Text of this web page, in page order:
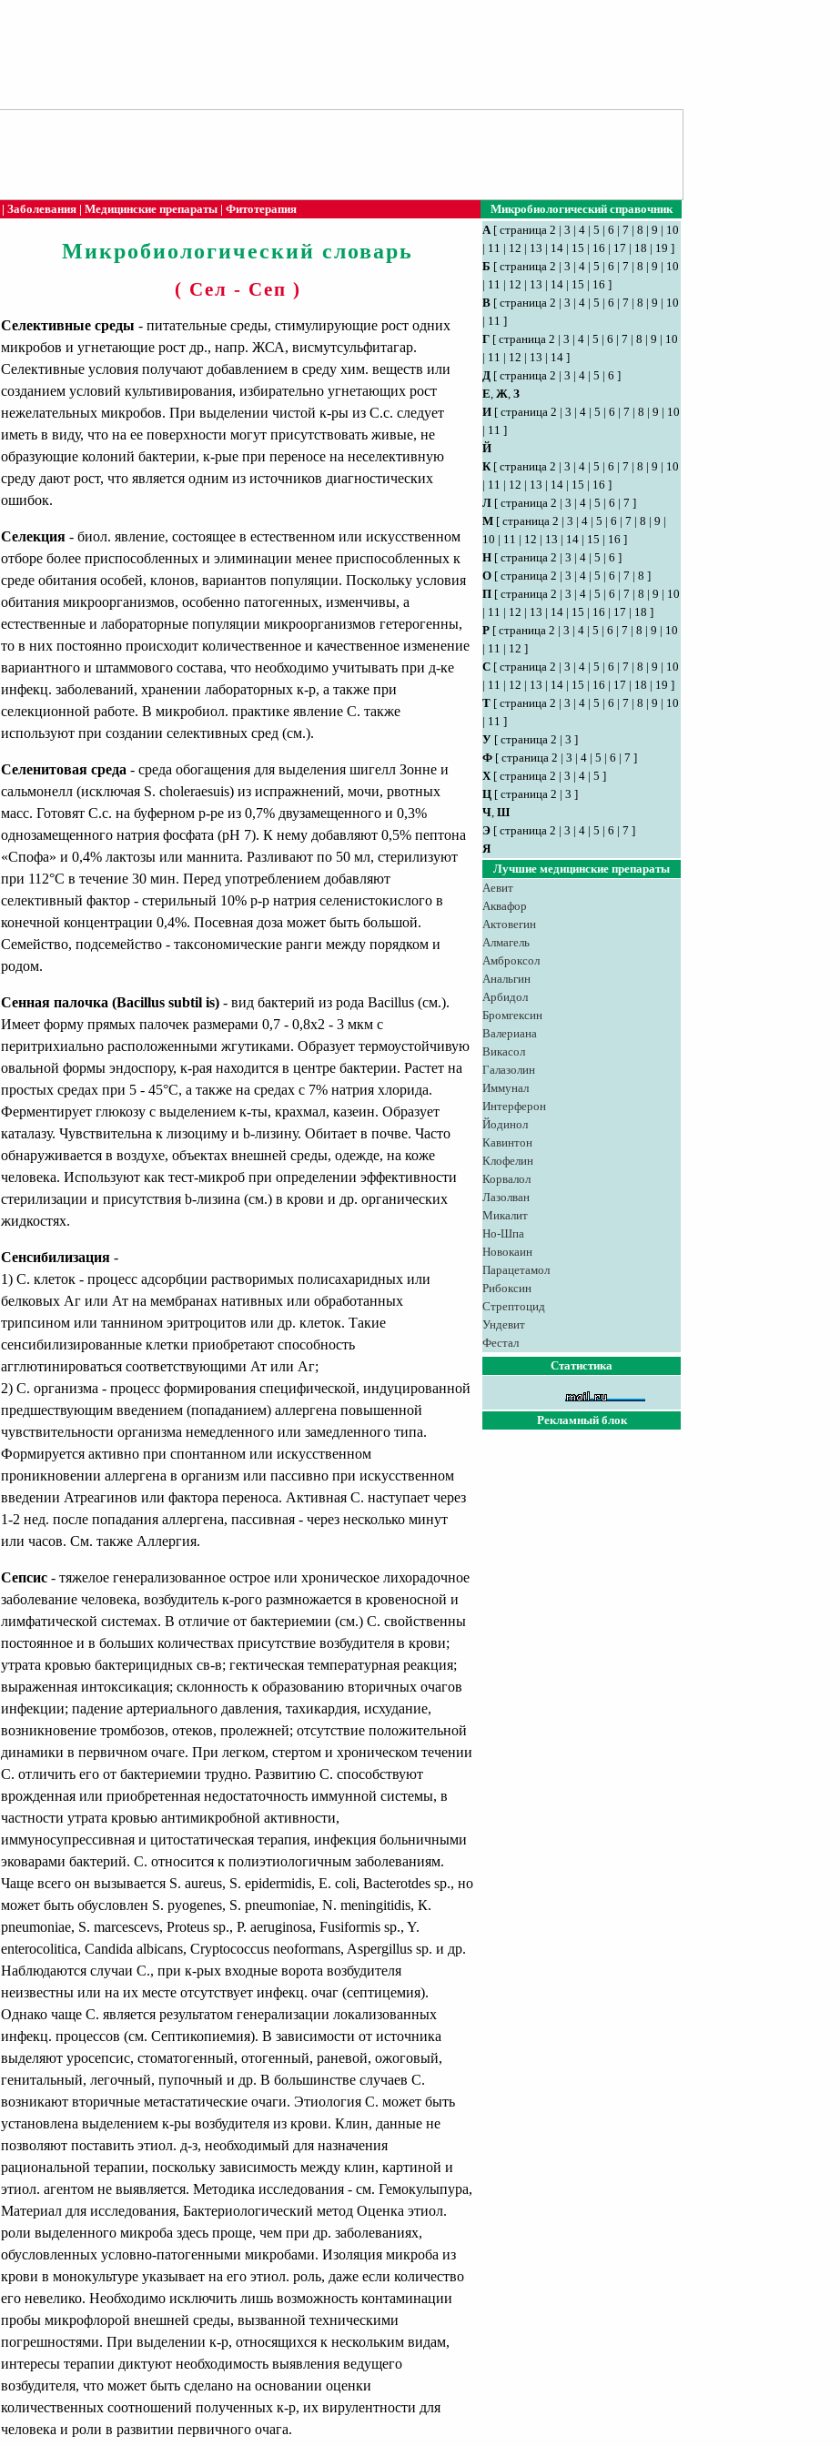
| Заболевания | Медицинские препараты | Фитотерапия
Микробиологический справочник
Микробиологический словарь
( Сел - Сеп )
Селективные среды - питательные среды, стимулирующие рост одних
микробов и угнетающие рост др., напр. ЖСА, висмутсульфитагар.
Селективные условия получают добавлением в среду хим. веществ или
созданием условий культивирования, избирательно угнетающих рост
нежелательных микробов. При выделении чистой к-ры из С.с. следует
иметь в виду, что на ее поверхности могут присутствовать живые, не
образующие колоний бактерии, к-рые при переносе на неселективную
среду дают рост, что является одним из источников диагностических
ошибок.
Селекция - биол. явление, состоящее в естественном или искусственном
отборе более приспособленных и элиминации менее приспособленных к
среде обитания особей, клонов, вариантов популяции. Поскольку условия
обитания микроорганизмов, особенно патогенных, изменчивы, а
естественные и лабораторные популяции микроорганизмов гетерогенны,
то в них постоянно происходит количественное и качественное изменение
вариантного и штаммового состава, что необходимо учитывать при д-ке
инфекц. заболеваний, хранении лабораторных к-р, а также при
селекционной работе. В микробиол. практике явление С. также
используют при создании селективных сред (см.).
Селенитовая среда - среда обогащения для выделения шигелл Зонне и
сальмонелл (исключая S. choleraesuis) из испражнений, мочи, рвотных
масс. Готовят С.с. на буферном р-ре из 0,7% двузамещенного и 0,3%
однозамещенного натрия фосфата (рН 7). К нему добавляют 0,5% пептона
«Спофа» и 0,4% лактозы или маннита. Разливают по 50 мл, стерилизуют
при 112°С в течение 30 мин. Перед употреблением добавляют
селективный фактор - стерильный 10% р-р натрия селенистокислого в
конечной концентрации 0,4%. Посевная доза может быть большой.
Семейство, подсемейство - таксономические ранги между порядком и
родом.
Сенная палочка (Bacillus subtil is) - вид бактерий из рода Bacillus (см.).
Имеет форму прямых палочек размерами 0,7 - 0,8x2 - 3 мкм с
перитрихиально расположенными жгутиками. Образует термоустойчивую
овальной формы эндоспору, к-рая находится в центре бактерии. Растет на
простых средах при 5 - 45°С, а также на средах с 7% натрия хлорида.
Ферментирует глюкозу с выделением к-ты, крахмал, казеин. Образует
каталазу. Чувствительна к лизоциму и b-лизину. Обитает в почве. Часто
обнаруживается в воздухе, объектах внешней среды, одежде, на коже
человека. Используют как тест-микроб при определении эффективности
стерилизации и присутствия b-лизина (см.) в крови и др. органических
жидкостях.
Сенсибилизация -
1) С. клеток - процесс адсорбции растворимых полисахаридных или
белковых Аг или Ат на мембранах нативных или обработанных
трипсином или таннином эритроцитов или др. клеток. Такие
сенсибилизированные клетки приобретают способность
агглютинироваться соответствующими Ат или Аг;
2) С. организма - процесс формирования специфической, индуцированной
предшествующим введением (попаданием) аллергена повышенной
чувствительности организма немедленного или замедленного типа.
Формируется активно при спонтанном или искусственном
проникновении аллергена в организм или пассивно при искусственном
введении Атреагинов или фактора переноса. Активная С. наступает через
1-2 нед. после попадания аллергена, пассивная - через несколько минут
или часов. См. также Аллергия.
Сепсис - тяжелое генерализованное острое или хроническое лихорадочное
заболевание человека, возбудитель к-рого размножается в кровеносной и
лимфатической системах. В отличие от бактериемии (см.) С. свойственны
постоянное и в больших количествах присутствие возбудителя в крови;
утрата кровью бактерицидных св-в; гектическая температурная реакция;
выраженная интоксикация; склонность к образованию вторичных очагов
инфекции; падение артериального давления, тахикардия, исхудание,
возникновение тромбозов, отеков, пролежней; отсутствие положительной
динамики в первичном очаге. При легком, стертом и хроническом течении
С. отличить его от бактериемии трудно. Развитию С. способствуют
врожденная или приобретенная недостаточность иммунной системы, в
частности утрата кровью антимикробной активности,
иммуносупрессивная и цитостатическая терапия, инфекция больничными
эковарами бактерий. С. относится к полиэтиологичным заболеваниям.
Чаще всего он вызывается S. aureus, S. epidermidis, E. coli, Bacterotdes sp., но
может быть обусловлен S. pyogenes, S. pneumoniae, N. meningitidis, К.
pneumoniae, S. marcescevs, Proteus sp., P. aeruginosa, Fusiformis sp., Y.
enterocolitica, Candida albicans, Cryptococcus neoformans, Aspergillus sp. и др.
Наблюдаются случаи С., при к-рых входные ворота возбудителя
неизвестны или на их месте отсутствует инфекц. очаг (септицемия).
Однако чаще С. является результатом генерализации локализованных
инфекц. процессов (см. Септикопиемия). В зависимости от источника
выделяют уросепсис, стоматогенный, отогенный, раневой, ожоговый,
генитальный, легочный, пупочный и др. В большинстве случаев С.
возникают вторичные метастатические очаги. Этиология С. может быть
установлена выделением к-ры возбудителя из крови. Клин, данные не
позволяют поставить этиол. д-з, необходимый для назначения
рациональной терапии, поскольку зависимость между клин, картиной и
этиол. агентом не выявляется. Методика исследования - см. Гемокулыпура,
Материал для исследования, Бактериологический метод Оценка этиол.
роли выделенного микроба здесь проще, чем при др. заболеваниях,
обусловленных условно-патогенными микробами. Изоляция микроба из
крови в монокультуре указывает на его этиол. роль, даже если количество
его невелико. Необходимо исключить лишь возможность контаминации
пробы микрофлорой внешней среды, вызванной техническими
погрешностями. При выделении к-р, относящихся к нескольким видам,
интересы терапии диктуют необходимость выявления ведущего
возбудителя, что может быть сделано на основании оценки
количественных соотношений полученных к-р, их вирулентности для
человека и роли в развитии первичного очага.
А[ страница 2 | 3 | 4 | 5 | 6 | 7 | 8 | 9 | 10
| 11 | 12 | 13 | 14 | 15 | 16 | 17 | 18 | 19 ]
Б [ страница 2 | 3 | 4 | 5 | 6 | 7 | 8 | 9 | 10
| 11 | 12 | 13 | 14 | 15 | 16 ]
В [ страница 2 | 3 | 4 | 5 | 6 | 7 | 8 | 9 | 10
| 11 ]
Г [ страница 2 | 3 | 4 | 5 | 6 | 7 | 8 | 9 | 10
| 11 | 12 | 13 | 14 ]
Д [ страница 2 | 3 | 4 | 5 | 6 ]
Е, Ж, З
И [ страница 2 | 3 | 4 | 5 | 6 | 7 | 8 | 9 | 10
| 11 ]
Й
К[ страница 2 | 3 | 4 | 5 | 6 | 7 | 8 | 9 | 10
| 11 | 12 | 13 | 14 | 15 | 16 ]
Л [ страница 2 | 3 | 4 | 5 | 6 | 7 ]
М [ страница 2 | 3 | 4 | 5 | 6 | 7 | 8 | 9 |
10 | 11 | 12 | 13 | 14 | 15 | 16 ]
Н [ страница 2 | 3 | 4 | 5 | 6 ]
О [ страница 2 | 3 | 4 | 5 | 6 | 7 | 8 ]
П [ страница 2 | 3 | 4 | 5 | 6 | 7 | 8 | 9 | 10
| 11 | 12 | 13 | 14 | 15 | 16 | 17 | 18 ]
Р [ страница 2 | 3 | 4 | 5 | 6 | 7 | 8 | 9 | 10
| 11 | 12 ]
С [ страница 2 | 3 | 4 | 5 | 6 | 7 | 8 | 9 | 10
| 11 | 12 | 13 | 14 | 15 | 16 | 17 | 18 | 19 ]
Т [ страница 2 | 3 | 4 | 5 | 6 | 7 | 8 | 9 | 10
| 11 ]
У [ страница 2 | 3 ]
Ф [ страница 2 | 3 | 4 | 5 | 6 | 7 ]
Х[ страница 2 | 3 | 4 | 5 ]
Ц [ страница 2 | 3 ]
Ч, Ш
Э [ страница 2 | 3 | 4 | 5 | 6 | 7 ]
Я
Лучшие медицинские препараты
Аевит
Аквафор
Актовегин
Алмагель
Амброксол
Анальгин
Арбидол
Бромгексин
Валериана
Викасол
Галазолин
Иммунал
Интерферон
Йодинол
Кавинтон
Клофелин
Корвалол
Лазолван
Микалит
Но-Шпа
Новокаин
Парацетамол
Рибоксин
Стрептоцид
Ундевит
Фестал
Статистика
Рекламный блок